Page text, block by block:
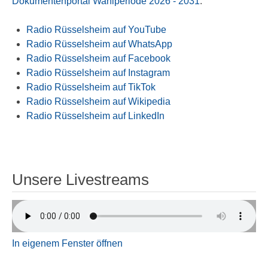
Radio Rüsselsheim auf YouTube
Radio Rüsselsheim auf WhatsApp
Radio Rüsselsheim auf Facebook
Radio Rüsselsheim auf Instagram
Radio Rüsselsheim auf TikTok
Radio Rüsselsheim auf Wikipedia
Radio Rüsselsheim auf LinkedIn
Unsere Livestreams
In eigenem Fenster öffnen